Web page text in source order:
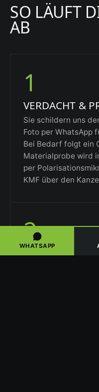
SO LÄUFT
AB
1
VERDACHT &
Sie schildern uns
Foto per WhatsApp
Bei Bedarf folgt ein
Materialprobe wird
per
KMF über den
2
ANZEIGE &
WHATSAPP